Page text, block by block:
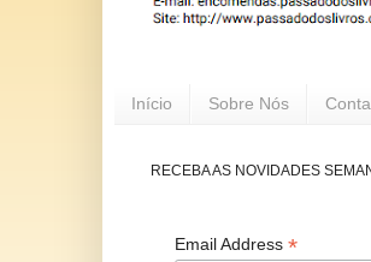
Início Sobre Nós
RECEBA AS NOVIDADES
Email Address *